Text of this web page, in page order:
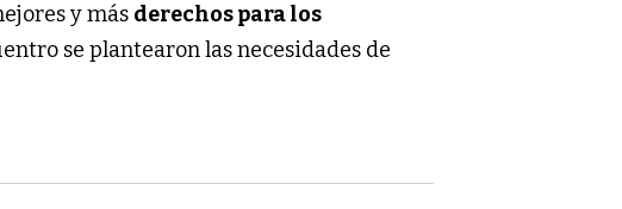
y más derechos para los
se plantearon las necesidades de